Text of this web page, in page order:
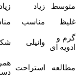
متوسط زیاد
غلیظ مناسب
گرم و
ادویه ای
وانیلی
مطالعه استراحت